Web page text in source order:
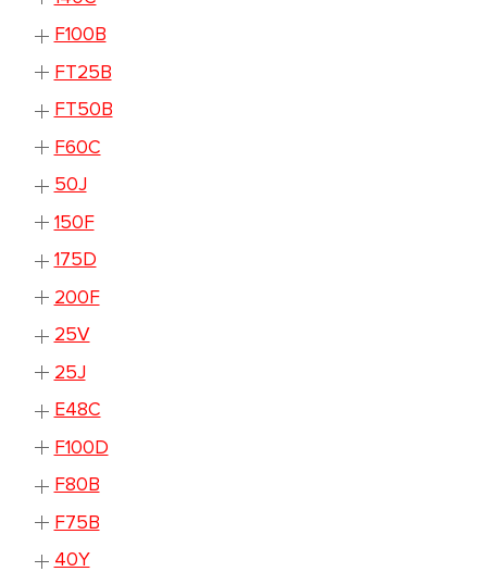
F100B
FT25B
FT50B
F60C
50J
150F
175D
200F
25V
25J
E48C
F100D
F80B
F75B
40Y